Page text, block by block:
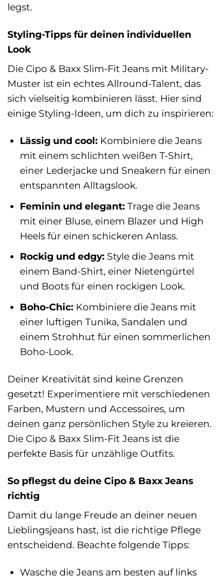
legst.
Styling-Tipps für deinen individuellen
Look
Die Cipo & Baxx Slim-Fit Jeans mit Military-
Muster ist ein echtes Allround-Talent, das
sich vielseitig kombinieren lässt. Hier sind
einige Styling-Ideen, um dich zu inspirieren:
Lässig und cool:Kombiniere die Jeans
mit einem schlichten weißen T-Shirt,
einer Lederjacke und Sneakern für einen
entspannten Alltagslook.
Feminin und elegant:Trage die Jeans
mit einer Bluse, einem Blazer und High
Heels für einen schickeren Anlass.
Rockig und edgy:Style die Jeans mit
einem Band-Shirt, einer Nietengürtel
und Boots für einen rockigen Look.
Boho-Chic:Kombiniere die Jeans mit
einer luftigen Tunika, Sandalen und
einem Strohhut für einen sommerlichen
Boho-Look.
Deiner Kreativität sind keine Grenzen
gesetzt! Experimentiere mit verschiedenen
Farben, Mustern und Accessoires, um
deinen ganz persönlichen Style zu kreieren.
Die Cipo & Baxx Slim-Fit Jeans ist die
perfekte Basis für unzählige Outfits.
So pflegst du deine Cipo & Baxx Jeans
richtig
Damit du lange Freude an deiner neuen
Lieblingsjeans hast, ist die richtige Pflege
entscheidend. Beachte folgende Tipps:
Wasche die Jeans am besten auf links